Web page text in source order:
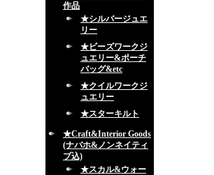
作品
★シルバージュエ
リー
★ビーズワークジ
ュエリー&ポーチ
バッグ&etc
★クイルワークジ
ュエリー
★スターキルト
★Craft&Interior Goods
(ナバホ&ノンネイティ
ブ込)
★スカル&ウォー